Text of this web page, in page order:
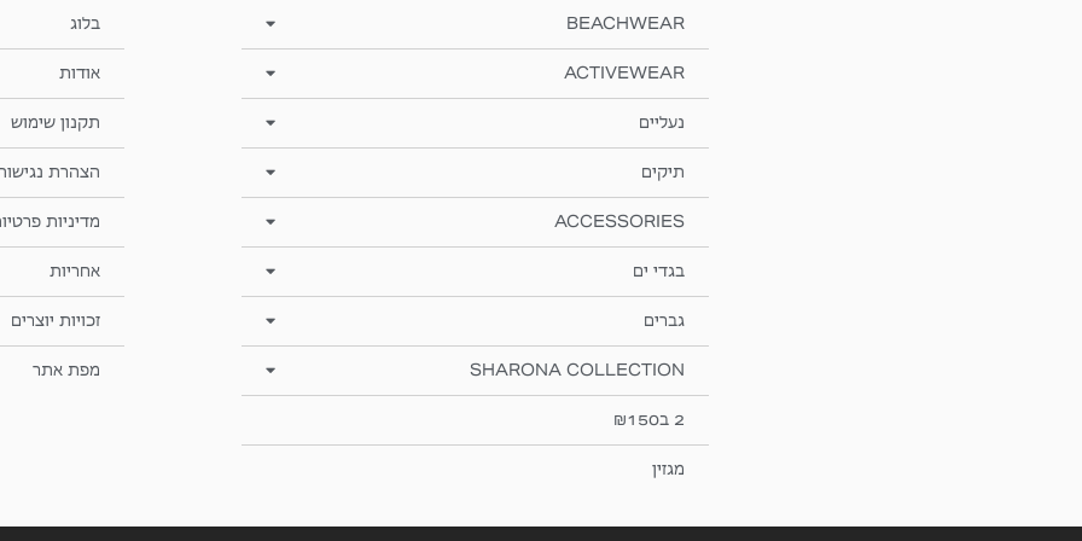
BEACHWEAR
ACTIVEWEAR
נעליים
תיקים
ACCESSORIES
בגדי ים
גברים
SHARONA COLLECTION
2 ב₪150
מגזין
בלוג
אודות
תקנון שימוש
הצהרת
מדיניות
אחריות
זכויות יוצרים
מפת אתר